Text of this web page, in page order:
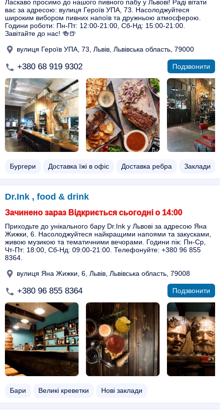
Ласкаво просимо до нашого пивного пабу у Львові! Раді вітати
вас за адресою: вулиця Героїв УПА, 73. Насолоджуйтеся
широким вибором пивних напоїв та дружньою атмосферою.
Години роботи: Пн-Пт: 12:00-21:00, Сб-Нд: 15:00-21:00.
Завітайте до нас! 🍻🍺
вулиця Героїв УПА, 73, Львів, Львівська область, 79000
+380 68 919 9302 Подзвонити
Бургери Доставка їжі в офіс Доставка ребра Заклади
Dr.Ink , food & drink
Зачинено зараз Відкриється сьогодні о 14:00
Приходьте до унікального бару Dr.Ink у Львові за адресою Яна
Жижки, 6. Насолоджуйтеся найкращими напоями та закусками,
живою музикою та тематичними вечорами. Години пік: Пн-Ср,
Чт-Пт: 18:00, Сб-Нд: 09:00-21:00. Телефонуйте: +380 96 855
8364.
вулиця Яна Жижки, 6, Львів, Львівська область, 79008
+380 96 855 8364 Подзвонити
Бари Великі креветки Нові заклади